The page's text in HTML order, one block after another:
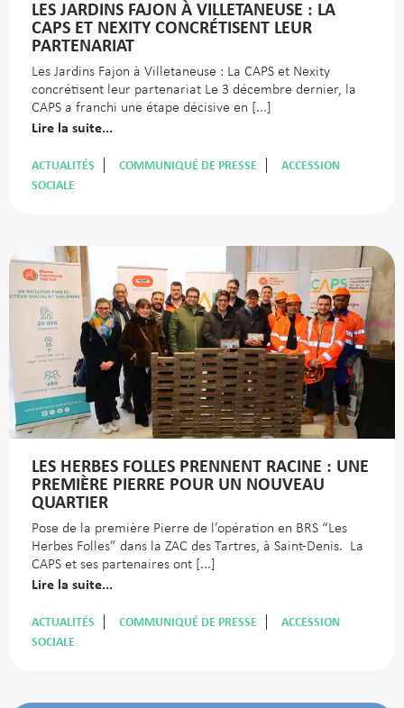
LES JARDINS FAJON À VILLETANEUSE : LA
CAPS ET NEXITY CONCRÉTISENT LEUR
PARTENARIAT
Les Jardins Fajon à Villetaneuse : La CAPS et Nexity
concrétisent leur partenariat Le 3 décembre dernier, la
CAPS a franchi une étape décisive en
Lire la suite...
ACTUALITÉS COMMUNIQUÉ DE PRESSE
ACCESSION
SOCIALE
LES HERBES FOLLES PRENNENT RACINE : UNE
PREMIÈRE PIERRE POUR UN NOUVEAU
QUARTIER
Pose de la première Pierre de l’opération en BRS “Les
Herbes Folles” dans la ZAC des Tartres, à Saint-Denis. La
CAPS et ses partenaires ont
Lire la suite...
ACTUALITÉS COMMUNIQUÉ DE PRESSE
ACCESSION
SOCIALE